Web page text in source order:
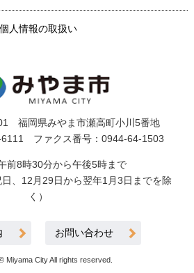
個人情報の取扱い
福岡県みやま市瀬高町小川5番地
6111 ファクス番号：0944-64-1503
前8時30分から午後5時まで
日、12月29日から翌年1月3日までを除
く）
お問い合わせ
Miyama City All rights reserved.